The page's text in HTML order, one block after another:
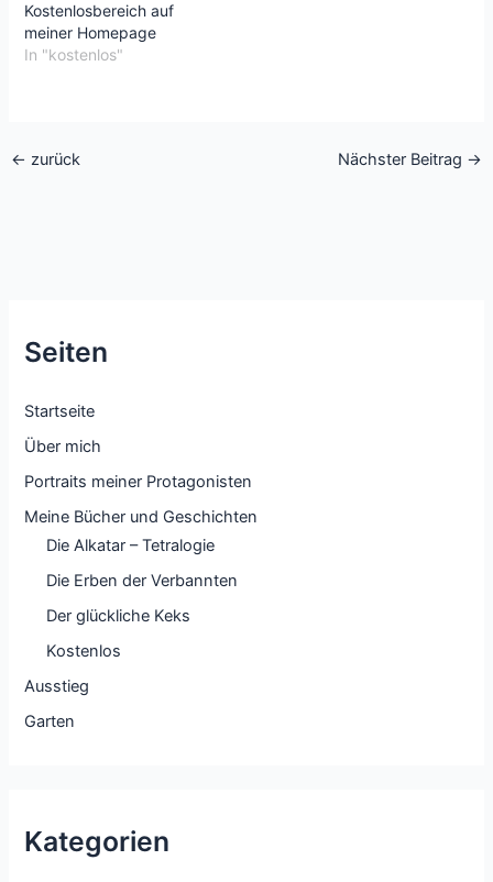
Kostenlosbereich auf
meiner Homepage
In "kostenlos"
← zurück Nächster Beitrag →
Seiten
Startseite
Über mich
Portraits meiner Protagonisten
Meine Bücher und Geschichten
Die Alkatar – Tetralogie
Die Erben der Verbannten
Der glückliche Keks
Kostenlos
Ausstieg
Garten
Kategorien